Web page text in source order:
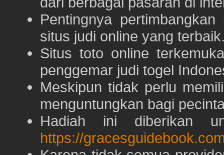
Pentingnya
situs judi online yang
Situs toto online
penggemar judi togel
Meskipun tidak perlu
menguntungkan bagi
Hadiah ini diberikan
https://